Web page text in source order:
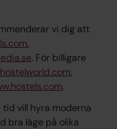
vi dig att
,
. För billigare
,
.
tid vill hyra moderna
bra läge på olika